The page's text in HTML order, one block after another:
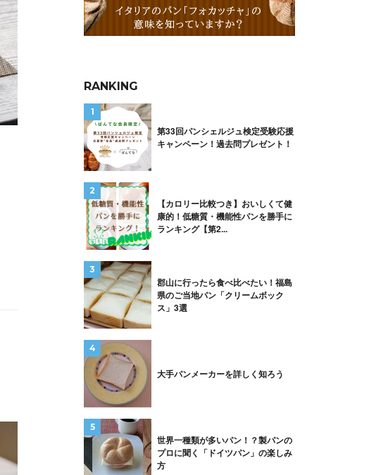
RANKING
第33回パンシェルジュ検定受験応援
キャンペーン！過去問プレゼント！
【カロリー比較つき】おいしくて健
康的！低糖質・機能性パンを勝手に
ランキング【第2...
郡山に行ったら食べ比べたい！福島
県のご当地パン「クリームボック
ス」3選
大手パンメーカーを詳しく知ろう
世界一種類が多いパン！？製パンの
プロに聞く「ドイツパン」の楽しみ
方